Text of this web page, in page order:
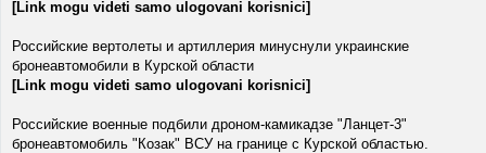
[Link mogu videti samo ulogovani korisnici]
Российские вертолеты и артиллерия минуснули украинские
бронеавтомобили в Курской области
[Link mogu videti samo ulogovani korisnici]
Российские военные подбили дроном-камикадзе "Ланцет-3"
бронеавтомобиль "Козак" ВСУ на границе с Курской областью.